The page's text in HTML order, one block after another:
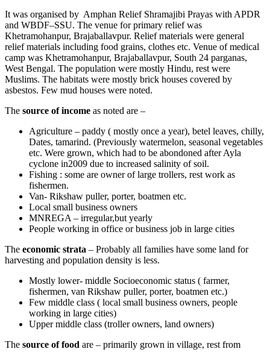
It was organised by Amphan Relief Shramajibi Prayas with APDR
and WBDF–SSU. The venue for primary relief was
Khetramohanpur, Brajaballavpur. Relief materials were general
relief materials including food grains, clothes etc. Venue of medical
camp was Khetramohanpur, Brajaballavpur, South 24 parganas,
West Bengal. The population were mostly Hindu, rest were
Muslims. The habitats were mostly brick houses covered by
asbestos. Few mud houses were noted.
The source of income as noted are –
Agriculture – paddy ( mostly once a year), betel leaves, chilly,
Dates, tamarind. (Previously watermelon, seasonal vegetables
etc. Were grown, which had to be abondoned after Ayla
cyclone in2009 due to increased salinity of soil.
Fishing : some are owner of large trollers, rest work as
fishermen.
Van- Rikshaw puller, porter, boatmen etc.
Local small business owners
MNREGA – irregular,but yearly
People working in office or business job in large cities
The economic strata – Probably all families have some land for
harvesting and population density is less.
Mostly lower- middle Socioeconomic status ( farmer,
fishermen, van Rikshaw puller, porter, boatmen etc.)
Few middle class ( local small business owners, people
working in large cities)
Upper middle class (troller owners, land owners)
The source of food are – primarily grown in village, rest from